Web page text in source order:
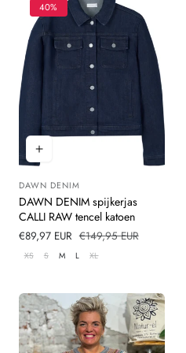
40%
Leverancier:
DAWN DENIM
DAWN DENIM spijkerjas
CALLI RAW tencel katoen
Verkoopprijs
€89,97 EUR Normale
prijs
€149,95 EUR
XS S M L XL